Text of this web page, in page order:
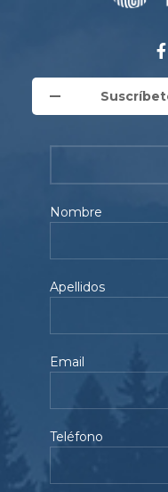
Nombre
Apellidos
Email
Teléfono